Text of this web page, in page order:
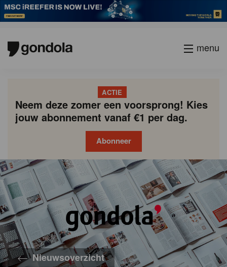
menu
ACTIE
Neem deze zomer een voorsprong! Kies
jouw abonnement vanaf €1 per dag.
Abonneer
Nieuwsoverzicht
Gondola
academy
Gondola
society